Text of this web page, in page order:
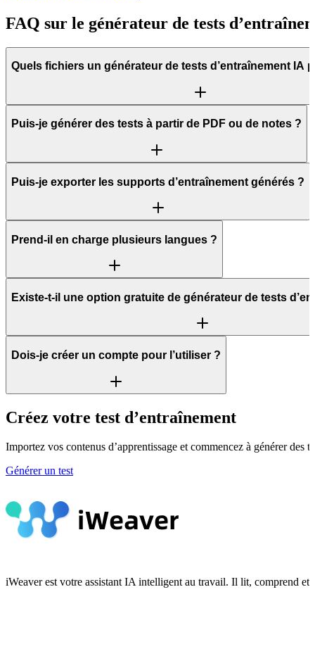
FAQ sur le générateur de tests
Quels fichiers un générateur de tests d’entraînement IA
Puis-je générer des tests à partir de PDF ou de notes ?
Puis-je exporter les supports d’entraînement générés ?
Prend-il en charge plusieurs langues ?
Existe-t-il une option gratuite de générateur de tests
Dois-je créer un compte pour l’utiliser ?
Créez votre test d’entraînement
Importez vos contenus d’apprentissage et commencez à générer des
Générer un test
iWeaver est votre assistant IA intelligent au travail. Il lit, comprend et